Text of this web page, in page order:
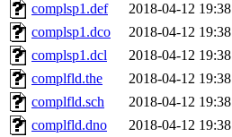
complsp1.def
2018-04-12 19:38
complsp1.dco
2018-04-12 19:38
complsp1.dcl
2018-04-12 19:38
complfld.the
2018-04-12 19:38
complfld.sch
2018-04-12 19:38
complfld.dno
2018-04-12 19:38